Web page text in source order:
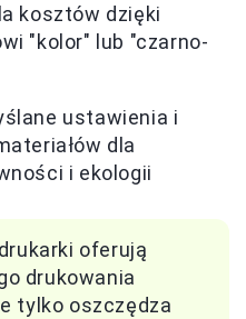
kosztów dzięki
"kolor" lub "czarno-
ustawienia i
dla
i ekologii
oferują
drukowania
tylko oszczędza